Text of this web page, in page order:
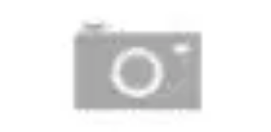
Choix des Légumes
Astuces et Conseils